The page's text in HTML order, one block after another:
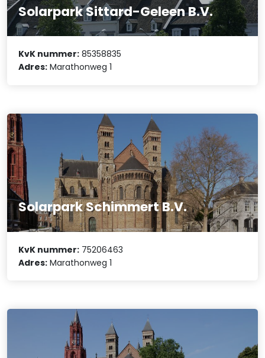
Solarpark Sittard-Geleen B.V.
KvK nummer: 85358835
Adres: Marathonweg 1
Solarpark Schimmert B.V.
KvK nummer: 75206463
Adres: Marathonweg 1